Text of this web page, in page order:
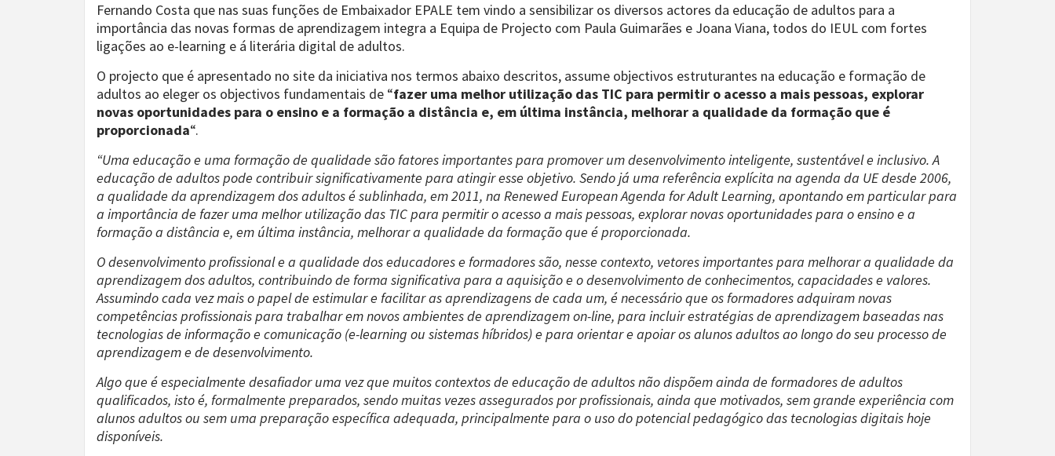
Fernando Costa que nas suas funções de Embaixador EPALE tem vindo a sensibilizar os diversos actores da educação de adultos para a
importância das novas formas de aprendizagem integra a Equipa de Projecto com Paula Guimarães e Joana Viana, todos do IEUL com fortes
ligações ao e-learning e á literária digital de adultos.
O projecto que é apresentado no site da iniciativa nos termos abaixo descritos, assume objectivos estruturantes na educação e formação de
adultos ao eleger os objectivos fundamentais de “fazer uma melhor utilização das TIC para permitir o acesso a mais pessoas, explorar
novas oportunidades para o ensino e a formação a distância e, em última instância, melhorar a qualidade da formação que é
proporcionada“.
“Uma educação e uma formação de qualidade são fatores importantes para promover um desenvolvimento inteligente, sustentável e inclusivo. A
educação de adultos pode contribuir significativamente para atingir esse objetivo. Sendo já uma referência explícita na agenda da UE desde 2006,
a qualidade da aprendizagem dos adultos é sublinhada, em 2011, na Renewed European Agenda for Adult Learning, apontando em particular para
a importância de fazer uma melhor utilização das TIC para permitir o acesso a mais pessoas, explorar novas oportunidades para o ensino e a
formação a distância e, em última instância, melhorar a qualidade da formação que é proporcionada.
O desenvolvimento profissional e a qualidade dos educadores e formadores são, nesse contexto, vetores importantes para melhorar a qualidade da
aprendizagem dos adultos, contribuindo de forma significativa para a aquisição e o desenvolvimento de conhecimentos, capacidades e valores.
Assumindo cada vez mais o papel de estimular e facilitar as aprendizagens de cada um, é necessário que os formadores adquiram novas
competências profissionais para trabalhar em novos ambientes de aprendizagem on-line, para incluir estratégias de aprendizagem baseadas nas
tecnologias de informação e comunicação (e-learning ou sistemas híbridos) e para orientar e apoiar os alunos adultos ao longo do seu processo de
aprendizagem e de desenvolvimento.
Algo que é especialmente desafiador uma vez que muitos contextos de educação de adultos não dispõem ainda de formadores de adultos
qualificados, isto é, formalmente preparados, sendo muitas vezes assegurados por profissionais, ainda que motivados, sem grande experiência com
alunos adultos ou sem uma preparação específica adequada, principalmente para o uso do potencial pedagógico das tecnologias digitais hoje
disponíveis.